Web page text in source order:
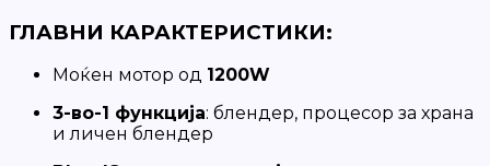
ГЛАВНИ КАРАКТЕРИСТИКИ:
Моќен мотор од 1200W
3-во-1 функција: блендер, процесор за храна
и личен блендер